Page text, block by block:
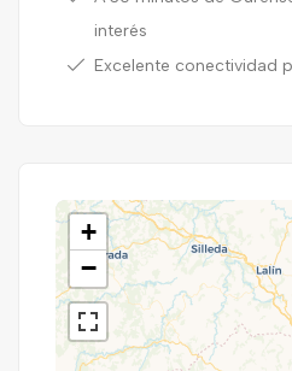
interés
Excelente conectividad
+
−